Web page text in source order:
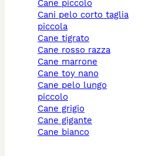
cane piccolo
cani pelo corto taglia
piccola
cane tigrato
cane rosso razza
cane marrone
cane toy nano
cane pelo lungo
piccolo
cane grigio
cane gigante
cane bianco